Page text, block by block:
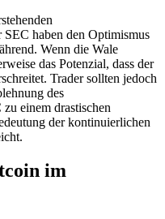
haben den Optimismus
Wenn die Wale
das Potenzial, dass der
Trader sollten jedoch
des
einem drastischen
der kontinuierlichen
im